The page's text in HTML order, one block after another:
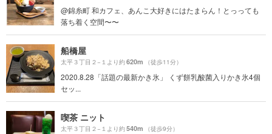
@錦糸町 和カフェ、あんこ大好きにはたまらん！とっっても
落ち着く空間〜〜
船橋屋
太平３丁目２−１より約620m （徒歩11分）
2020.8.28「話題の最新かき氷」 くず餅乳酸菌入りかき氷4個
セッ...
喫茶 ニット
太平３丁目２−１より約540m （徒歩9分）